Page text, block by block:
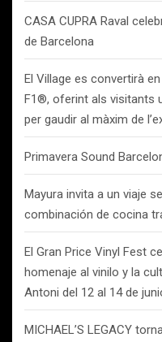
CASA CUPRA Raval
de Barcelona
El Village es convertirà
F1®, oferint als visitants
per gaudir al màxim de
Primavera Sound
Mayura invita a un viaje
combinación de cocina
El Gran Price Vinyl Fest
homenaje al vinilo y la
Antoni del 12 al 14 de
MICHAEL’S LEGACY